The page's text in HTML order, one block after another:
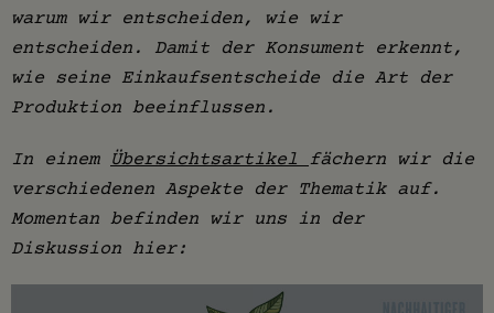
warum wir entscheiden, wie wir
entscheiden. Damit der Konsument erkennt,
wie seine Einkaufsentscheide die Art der
Produktion beeinflussen.
In einem Übersichtsartikel fächern wir die
verschiedenen Aspekte der Thematik auf.
Momentan befinden wir uns in der
Diskussion hier: